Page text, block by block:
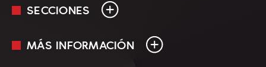
SECCIONES
En Vivo
MÁS INFORMACIÓN